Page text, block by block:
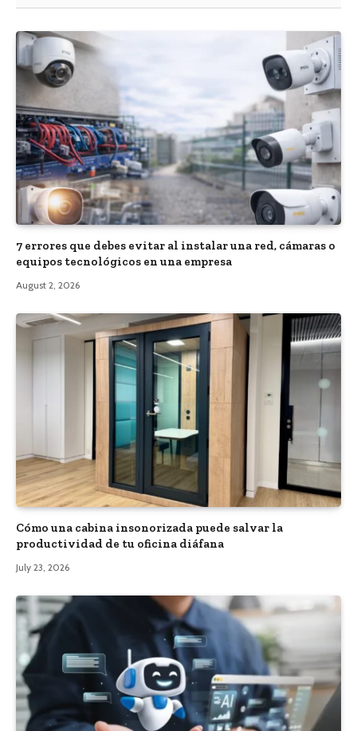
7 errores que debes evitar al instalar una red, cámaras o
equipos tecnológicos en una empresa
August 2, 2026
Cómo una cabina insonorizada puede salvar la
productividad de tu oficina diáfana
July 23, 2026